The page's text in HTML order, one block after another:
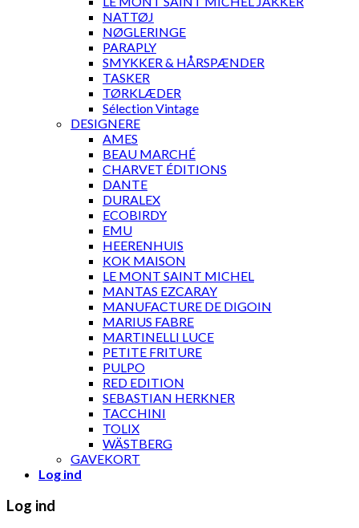
NATTØJ
NØGLERINGE
PARAPLY
SMYKKER & HÅRSPÆNDER
TASKER
TØRKLÆDER
Sélection Vintage
DESIGNERE
AMES
BEAU MARCHÉ
CHARVET ÉDITIONS
DANTE
DURALEX
ECOBIRDY
EMU
HEERENHUIS
KOK MAISON
LE MONT SAINT MICHEL
MANTAS EZCARAY
MANUFACTURE DE DIGOIN
MARIUS FABRE
MARTINELLI LUCE
PETITE FRITURE
PULPO
RED EDITION
SEBASTIAN HERKNER
TACCHINI
TOLIX
WÄSTBERG
GAVEKORT
Log ind
Log ind